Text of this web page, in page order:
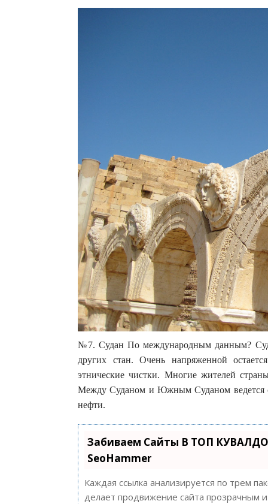
№7. Судан По международным данным?
других стан. Очень напряженной
этнические чистки. Многие жителей
Между Суданом и Южным Суданом ведется
нефти.
Забиваем Сайты В ТОП
SeoHammer
Каждая ссылка анализируется по трем
делает продвижение сайта прозрачным